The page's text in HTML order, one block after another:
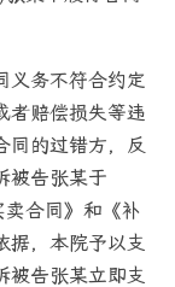
义务不符合约定
者赔偿损失等违
同的过错方，反
被告张某于
合同》和《补
据，本院予以支
被告张某立即支